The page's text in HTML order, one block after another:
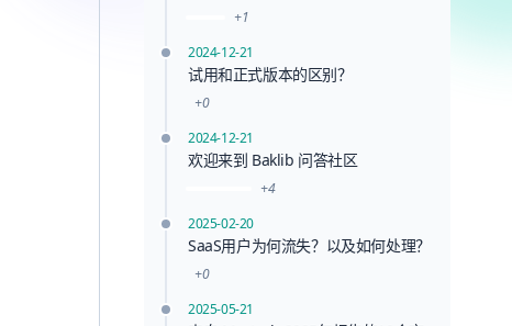
+1
2024-12-21
试用和正式版本的区别？
+0
2024-12-21
欢迎来到 Baklib 问答社区
+4
2025-02-20
SaaS用户为何流失？以及如何处理？
+0
2025-05-21